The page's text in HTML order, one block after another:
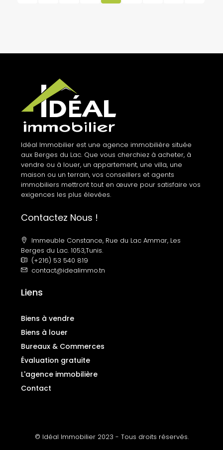
Idéal Immobilier est une agence immobilière située
aux Berges du Lac. Que vous cherchiez à acheter, à
vendre ou à louer, un appartement, une villa, une
maison ou un terrain, vos conseillers et agents
immobiliers mettront tout en œuvre pour satisfaire vos
exigences les plus élevées.
Contactez Nous !
Immeuble Constance, Rue du Lac Ammar, Les
Berges du Lac. 1053,Tunis.
(+216) 53 540 819
contact@idealimmo.tn
Liens
Biens à vendre
Biens à louer
Bureaux & Commerces
Évaluation gratuite
L'agence immobilière
Contact
© Idéal Immobilier 2023 - Tous droits réservés.